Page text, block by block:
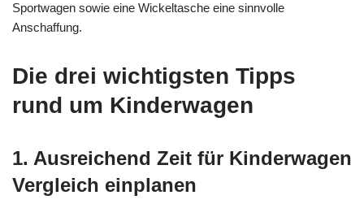
Sportwagen sowie eine Wickeltasche eine sinnvolle
Anschaffung.
Die drei wichtigsten Tipps
rund um Kinderwagen
1. Ausreichend Zeit für Kinderwagen
Vergleich einplanen